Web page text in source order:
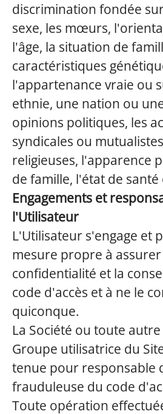
discrimination fondée
sexe, les mœurs,
l'âge, la situation de
caractéristiques
l'appartenance vraie ou
ethnie, une nation ou
opinions politiques, les
syndicales ou
religieuses, l'apparence
de famille, l'état de
Engagements et
l'Utilisateur
L'Utilisateur s'engage et
mesure propre à assurer
confidentialité et la
code d'accès et à ne le
quiconque.
La Société ou toute
Groupe utilisatrice du
tenue pour responsable
frauduleuse du code
Toute opération